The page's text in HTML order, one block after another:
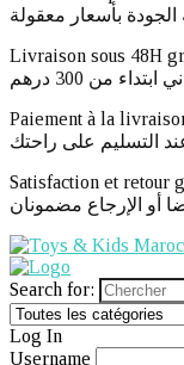
الجودة بأسعار معقولة
Livraison sous 48H
Paiement à la
التسليم على راحتك
Satisfaction et retour
أو الإرجاع مضمونان
Search for:
Log In
Username